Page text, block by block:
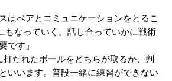
はペアとコミュニケーションをとるこ
もなっていく。話し合っていかに戦術
です」
打たれたボールをどちらが取るか、判
いいます。普段一緒に練習ができない